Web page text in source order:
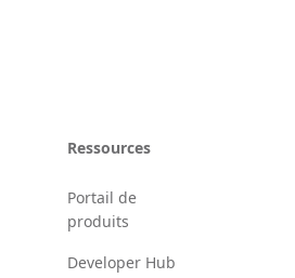
Ressources
Portail de
produits
Developer Hub